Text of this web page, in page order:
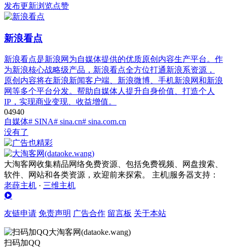
发布更新浏览点赞
新浪看点
新浪看点是新浪网为自媒体提供的优质原创内容生产平台。作
为新浪核心战略级产品，新浪看点全方位打通新浪系资源，
原创内容将在新浪新闻客户端、新浪微博、手机新浪网和新浪
网等多个平台分发。帮助自媒体人提升自身价值、打造个人
IP，实现商业变现、收益增值。
04940
自媒体# SINA# sina.cn# sina.com.cn
没有了
大淘客网收集精品网络免费资源、包括免费视频、网盘搜索、
软件、网站和各类资源，欢迎前来探索。 主机|服务器支持：
老薛主机 · 三维主机
友链申请 免责声明 广告合作 留言板 关于本站
扫码加QQ